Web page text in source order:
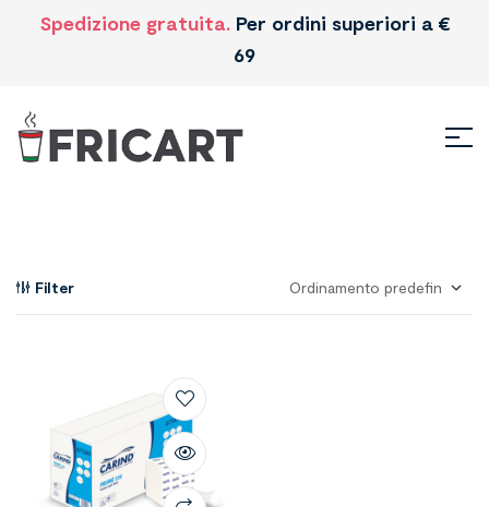
Spedizione gratuita. Per ordini superiori a €
69
Filter